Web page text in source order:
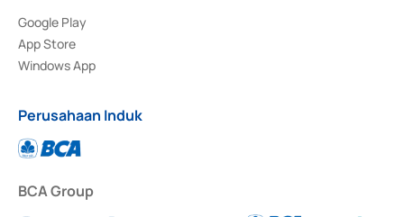
Google Play
App Store
Windows App
Perusahaan Induk
BCA Group